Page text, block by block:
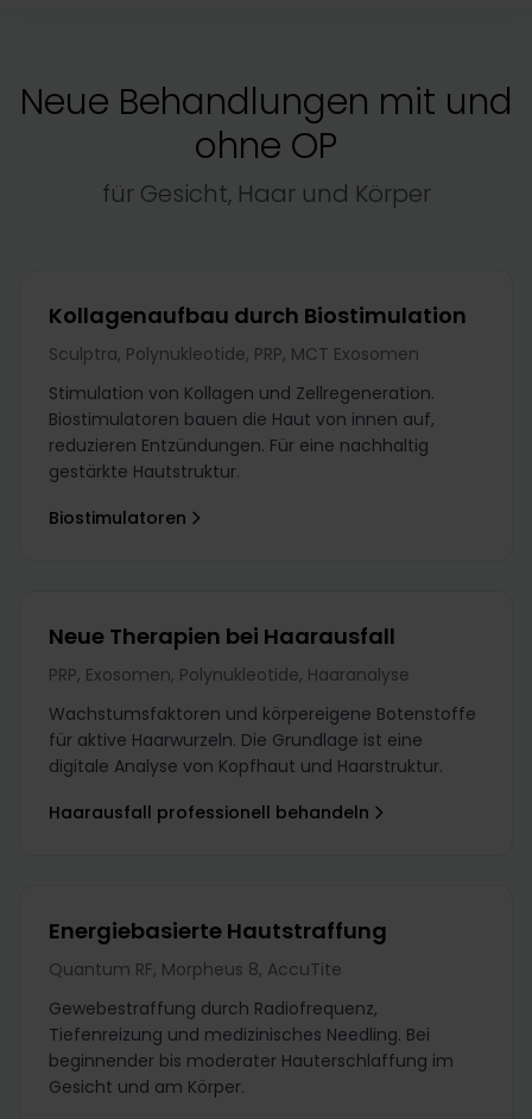
Neue Behandlungen mit und
ohne OP
für Gesicht, Haar und Körper
Kollagenaufbau durch Biostimulation
Sculptra, Polynukleotide, PRP, MCT Exosomen
Stimulation von Kollagen und Zellregeneration.
Biostimulatoren bauen die Haut von innen auf,
reduzieren Entzündungen. Für eine nachhaltig
gestärkte Hautstruktur.
Biostimulatoren
Neue Therapien bei Haarausfall
PRP, Exosomen, Polynukleotide, Haaranalyse
Wachstumsfaktoren und körpereigene Botenstoffe
für aktive Haarwurzeln. Die Grundlage ist eine
digitale Analyse von Kopfhaut und Haarstruktur.
Haarausfall professionell behandeln
Energiebasierte Hautstraffung
Quantum RF, Morpheus 8, AccuTite
Gewebestraffung durch Radiofrequenz,
Tiefenreizung und medizinisches Needling. Bei
beginnender bis moderater Hauterschlaffung im
Gesicht und am Körper.